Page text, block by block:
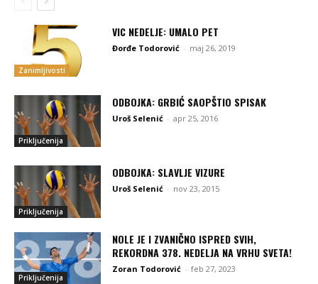
Zanimljivosti
VIC NEDELJE: UMALO PET
Đorđe Todorović - maj 26, 2019
Priključenija
ODBOJKA: GRBIĆ SAOPŠTIO SPISAK
Uroš Selenić - apr 25, 2016
Priključenija
ODBOJKA: SLAVLJE VIZURE
Uroš Selenić - nov 23, 2015
Priključenija
NOLE JE I ZVANIČNO ISPRED SVIH,
REKORDNA 378. NEDELJA NA VRHU SVETA!
Zoran Todorović - feb 27, 2023